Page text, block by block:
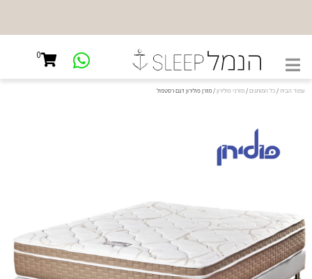
SHOWROOM
קיבוץ גלויות
45, ת"א
0
עמוד הבית/כל המותגים/מזרני פולירון/ מזרן פולירון דגם רסטפול